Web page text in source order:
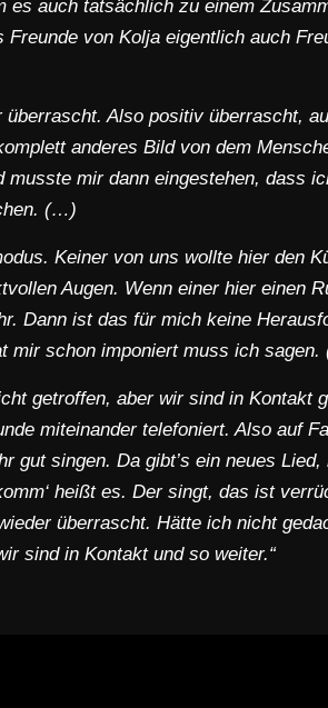
es auch tatsächlich zu einem
von Kolja eigentlich auch
Also positiv überrascht,
anderes Bild von dem
mir dann eingestehen, dass
(…)
Keiner von uns wollte hier den
Augen. Wenn einer hier einen
Dann ist das für mich keine
mir schon imponiert muss ich
getroffen, aber wir sind in Kontakt
miteinander telefoniert. Also auf
gut singen. Da gibt’s ein neues
heißt es. Der singt, das ist
überrascht. Hätte ich nicht
sind in Kontakt und so weiter.“